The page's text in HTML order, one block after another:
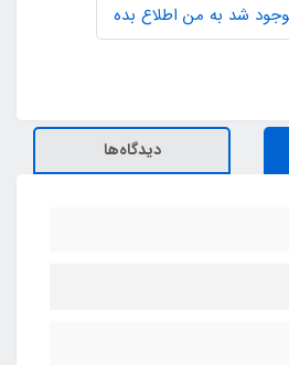
شد به من اطلاع بده
دیدگاه‌ها